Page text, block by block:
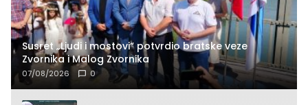
Susret „Ljudi i mostovi“ potvrdio bratske veze
Zvornika i Malog Zvornika
07/08/2026 0